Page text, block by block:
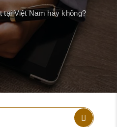
Việt Nam hay không?